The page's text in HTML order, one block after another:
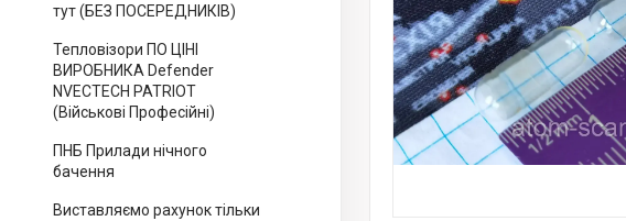
тут (БЕЗ ПОСЕРЕДНИКІВ)
Тепловізори ПО ЦІНІ
ВИРОБНИКА Defender
NVECTECH PATRIOT
(Військові Професійні)
ПНБ Прилади нічного
бачення
Виставляємо рахунок тільки